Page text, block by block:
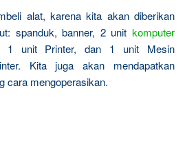
alat, karena kita akan diberikan
spanduk, banner, 2 unit komputer
1 unit Printer, dan 1 unit Mesin
Kita juga akan mendapatkan
cara mengoperasikan.